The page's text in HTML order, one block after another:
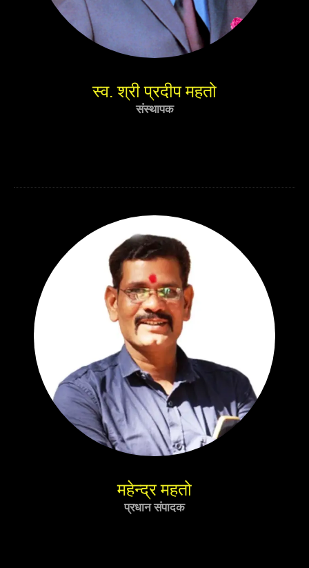
स्व. श्री प्रदीप महतो
संस्थापक
महेन्द्र महतो
प्रधान संपादक